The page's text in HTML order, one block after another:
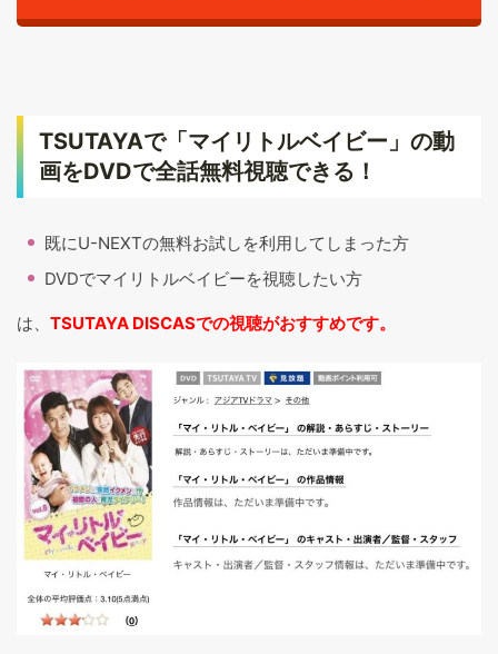
TSUTAYAで「マイリトルベイビー」の動
画をDVDで全話無料視聴できる！
既にU-NEXTの無料お試しを利用してしまった方
DVDでマイリトルベイビーを視聴したい方
は、 TSUTAYA DISCASでの視聴がおすすめです。